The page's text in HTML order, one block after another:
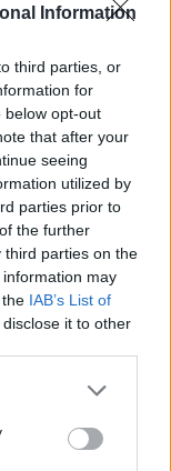
Information
third parties, or
for
below opt-out
that after your
seeing
utilized by
parties prior to
the further
third parties on the
information may
IAB’s List of
it to other
or more Google
You may click to
party tags to
vannak.
hol igazi
időjárás
a kardigán.
nagyon